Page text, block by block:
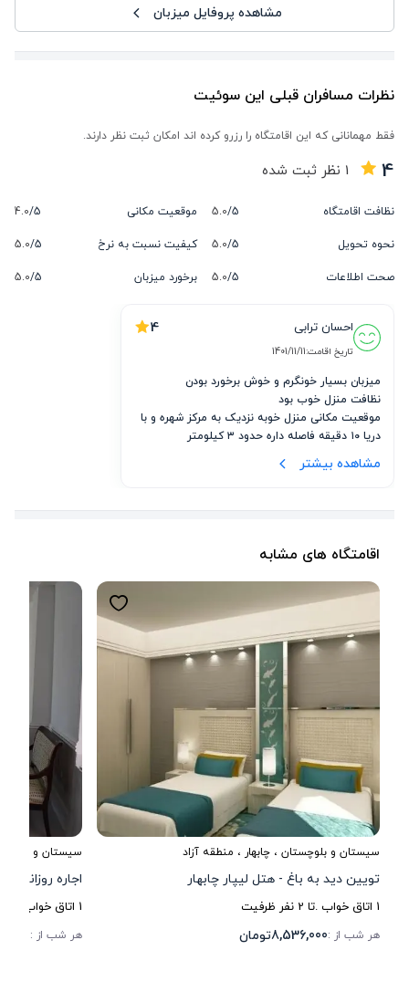
مشاهده پروفایل میزبان
نظرات مسافران قبلی این سوئیت
فقط مهمانانی که این اقامتگاه را رزرو کرده اند امکان ثبت نظر دارند.
4
1 نظر ثبت شده
نظافت اقامتگاه 5/
5.0 موقعیت مکانی 5/
4.0
نحوه تحویل
5/
5.0 کیفیت نسبت به نرخ 5/
5.0
صحت اطلاعات
5/
5.0 برخورد میزبان 5/
5.0
احسان ترابی 4
تاریخ اقامت:1401/11/11
درکل خیلی خوبه
مشاهده بیشتر
اقامتگاه های مشابه
سیستان و بلوچستان ، چابهار ، منطقه آزاد
تویین دید به باغ - هتل لیپار چابهار
1 اتاق خواب .تا 2 نفر ظرفیت
هر شب از :8,536,000تومان
سیستان و
اجاره روزانه
1 اتاق خواب .
هر شب از :